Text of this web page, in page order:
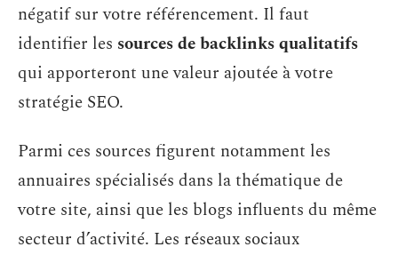
négatif sur votre référencement. Il faut
identifier les sources de backlinks qualitatifs
qui apporteront une valeur ajoutée à votre
stratégie SEO.
Parmi ces sources figurent notamment les
annuaires spécialisés dans la thématique de
votre site, ainsi que les blogs influents du même
secteur d’activité. Les réseaux sociaux